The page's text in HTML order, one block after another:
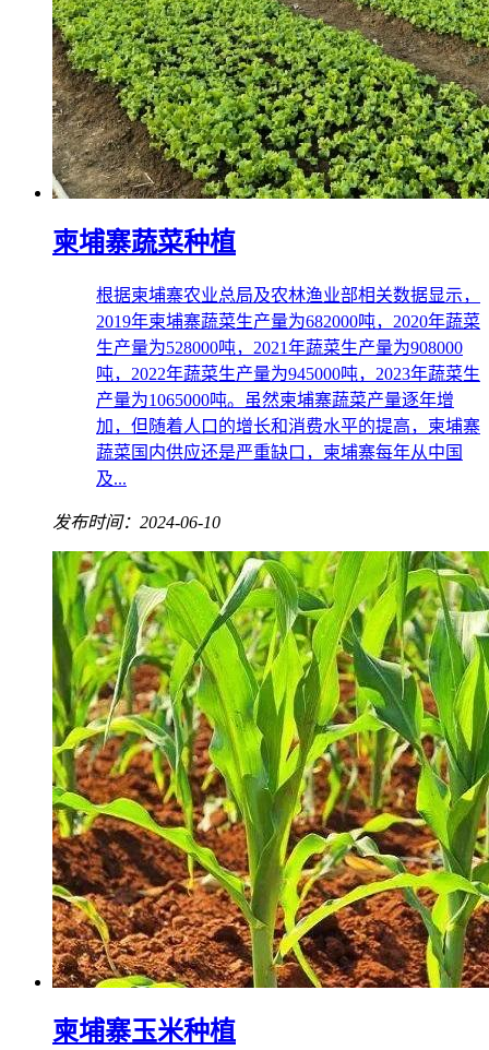
柬埔寨蔬菜种植
根据柬埔寨农业总局及农林渔业部相关数据显示，
2019年柬埔寨蔬菜生产量为682000吨，2020年蔬菜
生产量为528000吨，2021年蔬菜生产量为908000
吨，2022年蔬菜生产量为945000吨，2023年蔬菜生
产量为1065000吨。虽然柬埔寨蔬菜产量逐年增
加，但随着人口的增长和消费水平的提高，柬埔寨
蔬菜国内供应还是严重缺口，柬埔寨每年从中国
及...
发布时间：2024-06-10
柬埔寨玉米种植